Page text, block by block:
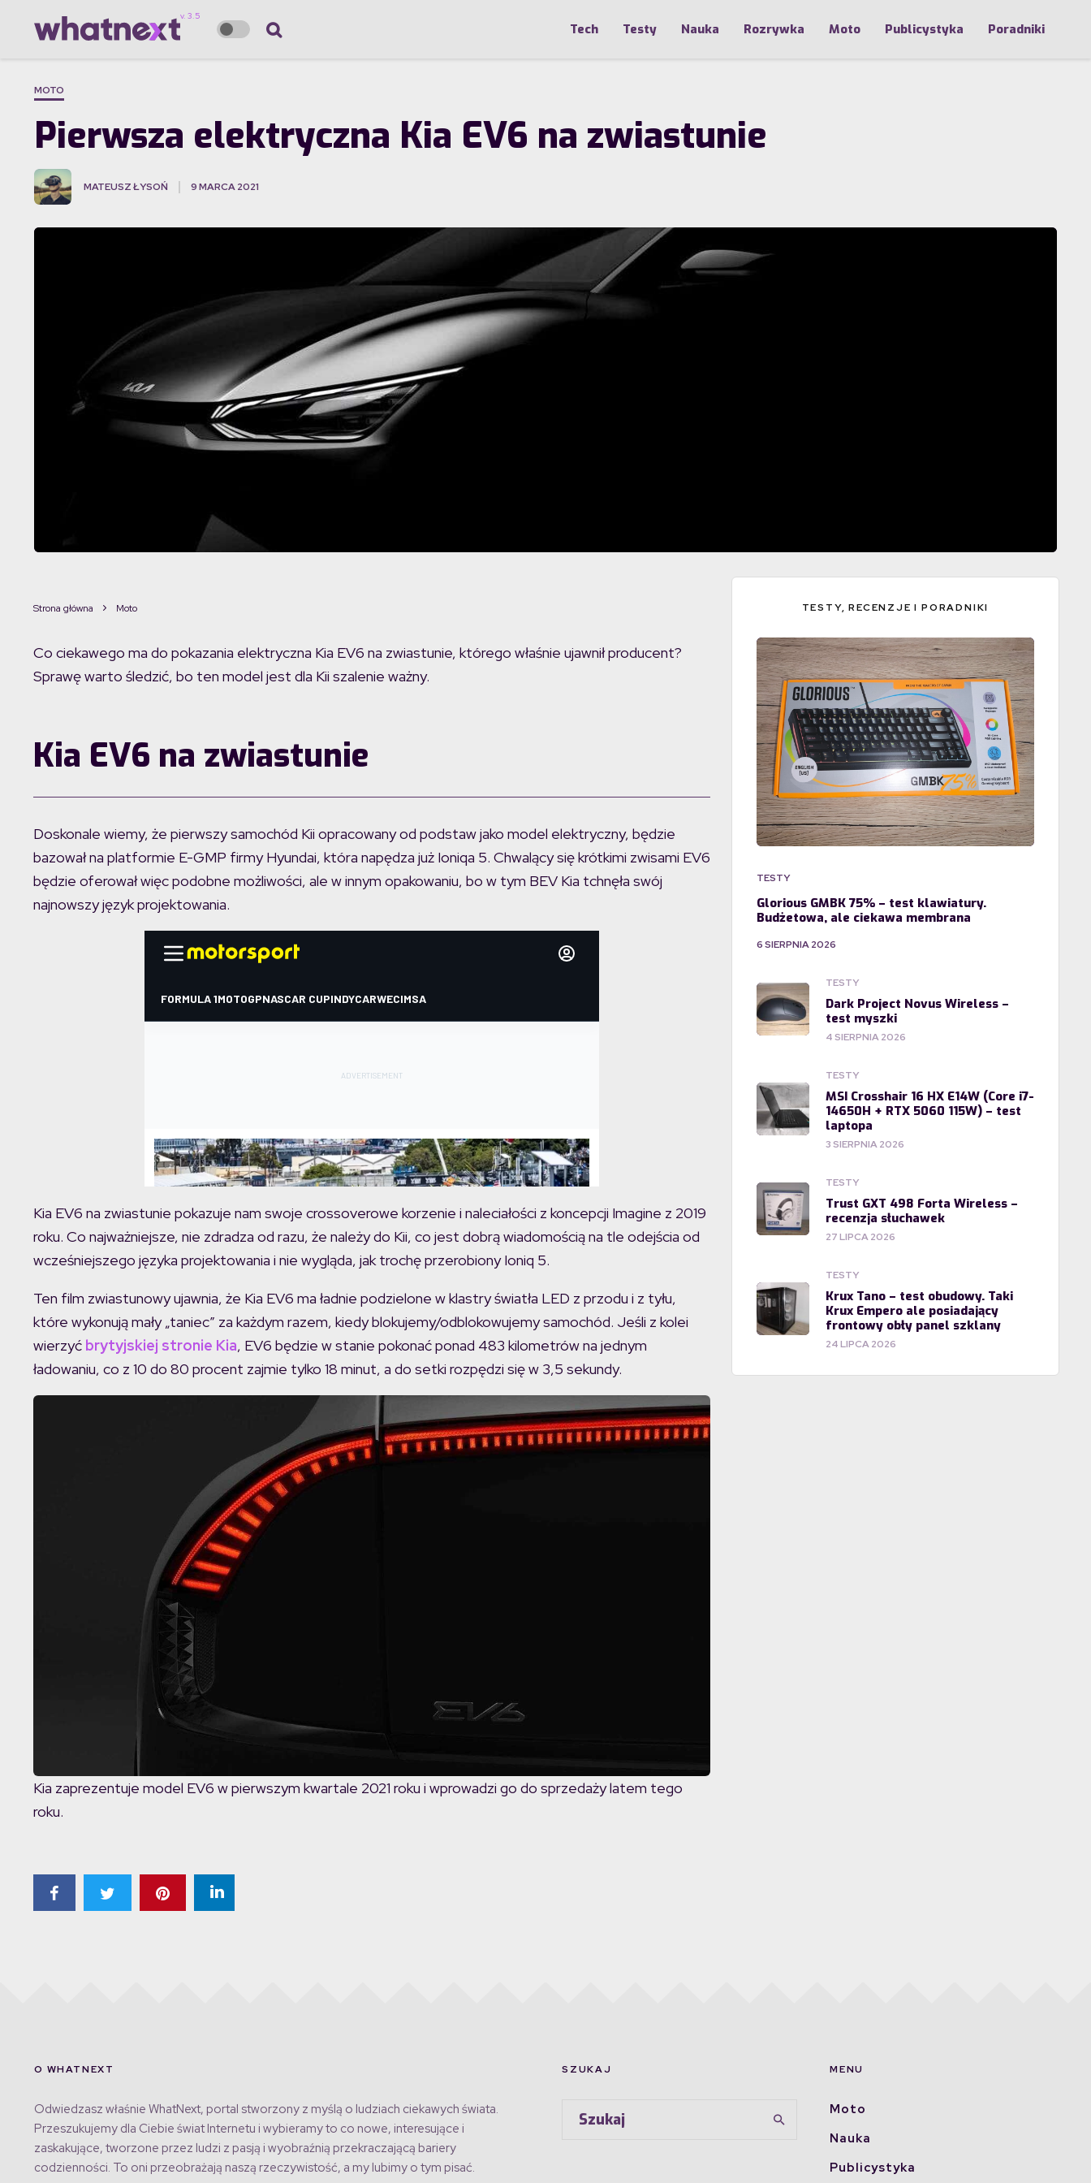
Tech Testy Nauka Rozrywka Moto Publicystyka Poradniki
MOTO
Pierwsza elektryczna Kia EV6 na zwiastunie
MATEUSZ ŁYSOŃ 9 MARCA 2021
Strona główna Moto
Co ciekawego ma do pokazania elektryczna Kia EV6 na zwiastunie, którego właśnie ujawnił producent?
Sprawę warto śledzić, bo ten model jest dla Kii szalenie ważny.
Kia EV6 na zwiastunie
Doskonale wiemy, że pierwszy samochód Kii opracowany od podstaw jako model elektryczny, będzie
bazował na platformie E-GMP firmy Hyundai, która napędza już Ioniqa 5. Chwalący się krótkimi zwisami EV6
będzie oferował więc podobne możliwości, ale w innym opakowaniu, bo w tym BEV Kia tchnęła swój
najnowszy język projektowania.
Kia EV6 na zwiastunie pokazuje nam swoje crossoverowe korzenie i naleciałości z koncepcji Imagine z 2019
roku. Co najważniejsze, nie zdradza od razu, że należy do Kii, co jest dobrą wiadomością na tle odejścia od
wcześniejszego języka projektowania i nie wygląda, jak trochę przerobiony Ioniq 5.
Ten film zwiastunowy ujawnia, że ​​Kia EV6 ma ładnie podzielone w klastry światła LED z przodu i z tyłu,
które wykonują mały „taniec” za każdym razem, kiedy blokujemy/odblokowujemy samochód. Jeśli z kolei
wierzyć brytyjskiej stronie Kia, EV6 będzie w stanie pokonać ponad 483 kilometrów na jednym
ładowaniu, co z 10 do 80 procent zajmie tylko 18 minut, a do setki rozpędzi się w 3,5 sekundy.
Kia zaprezentuje model EV6 w pierwszym kwartale 2021 roku i wprowadzi go do sprzedaży latem tego
roku.
TESTY, RECENZJE I PORADNIKI
TESTY
Glorious GMBK 75% – test klawiatury.
Budżetowa, ale ciekawa membrana
6 SIERPNIA 2026
TESTY
Dark Project Novus Wireless –
test myszki
4 SIERPNIA 2026
TESTY
MSI Crosshair 16 HX E14W (Core i7-
14650H + RTX 5060 115W) – test
laptopa
3 SIERPNIA 2026
TESTY
Trust GXT 498 Forta Wireless –
recenzja słuchawek
27 LIPCA 2026
TESTY
Krux Tano – test obudowy. Taki
Krux Empero ale posiadający
frontowy obły panel szklany
24 LIPCA 2026
O WHATNEXT
Odwiedzasz właśnie WhatNext, portal stworzony z myślą o ludziach ciekawych świata.
Przeszukujemy dla Ciebie świat Internetu i wybieramy to co nowe, interesujące i
zaskakujące, tworzone przez ludzi z pasją i wyobraźnią przekraczającą bariery
codzienności. To oni przeobrażają naszą rzeczywistość, a my lubimy o tym pisać.
SZUKAJ MENU
Moto
Nauka
Publicystyka